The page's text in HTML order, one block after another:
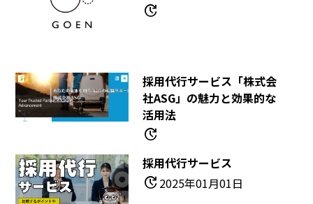
update
採用代行サービス「株式会
社ASG」の魅力と効果的な
活用法
update
採用代行サービス
update2025年01月01日